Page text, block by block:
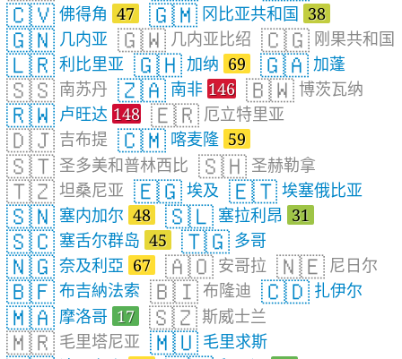
🇨🇻 佛得角 47 🇬🇲 冈比亚共和国 38
🇬🇳 几内亚 🇬🇼 几内亚比绍 🇨🇬 刚果共和国
🇱🇷 利比里亚 🇬🇭 加纳 69 🇬🇦 加蓬
🇸🇸 南苏丹 🇿🇦 南非 146 🇧🇼 博茨瓦纳
🇷🇼 卢旺达 148 🇪🇷 厄立特里亚
🇩🇯 吉布提 🇨🇲 喀麦隆 59
🇸🇹 圣多美和普林西比 🇸🇭 圣赫勒拿
🇹🇿 坦桑尼亚 🇪🇬 埃及 🇪🇹 埃塞俄比亚
🇸🇳 塞内加尔 48 🇸🇱 塞拉利昂 31
🇸🇨 塞舌尔群岛 45 🇹🇬 多哥
🇳🇬 奈及利亞 67 🇦🇴 安哥拉 🇳🇪 尼日尔
🇧🇫 布吉納法索 🇧🇮 布隆迪 🇨🇩 扎伊尔
🇲🇦 摩洛哥 17 🇸🇿 斯威士兰
🇲🇷 毛里塔尼亚 🇲🇺 毛里求斯